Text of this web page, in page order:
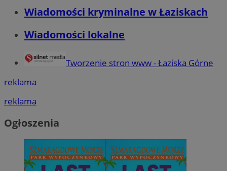
Wiadomości kryminalne w Łaziskach
Wiadomości lokalne
Tworzenie stron www - Łaziska Górne
reklama
reklama
Ogłoszenia